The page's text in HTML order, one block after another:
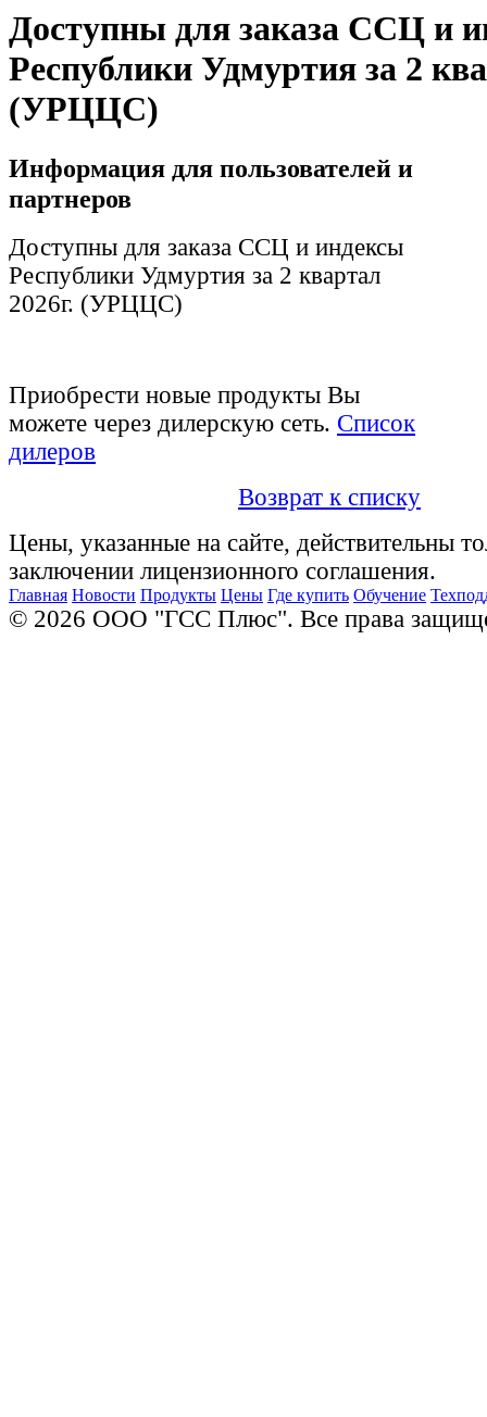
Доступны для заказа ССЦ и
Республики Удмуртия за 2
(УРЦЦС)
Информация для пользователей и
партнеров
Доступны для заказа ССЦ и индексы
Республики Удмуртия за 2 квартал
2026г. (УРЦЦС)
Приобрести новые продукты Вы
можете через дилерскую сеть. Список
дилеров
Возврат к списку
Цены, указанные на сайте, действительны
заключении лицензионного соглашения.
Главная Новости Продукты Цены Где купить Обучение
© 2026 ООО "ГСС Плюс". Все права